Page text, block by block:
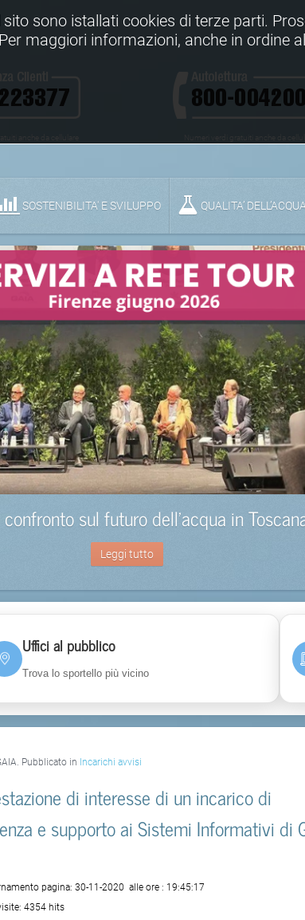
SOSTENIBILITA' E SVILUPPO QUALITA’
sul futuro dell’acqua in
Leggi tutto
Uffici al pubblico
Trova lo sportello più vicino
Pubblicato in Incarichi avvisi
di interesse di un incarico di
e supporto ai Sistemi Informativi di
pagina:30-11-2020 alle ore : 19:45:17
4354 hits
sono istallati cookies di terze parti.
maggiori informazioni, anche in ordine